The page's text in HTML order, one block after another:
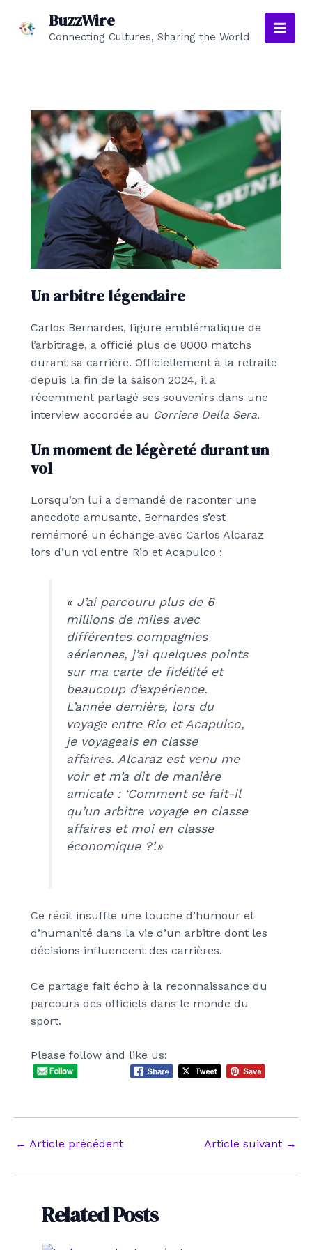
BuzzWire
Connecting Cultures, Sharing the World
Main
Un arbitre légendaire
Carlos Bernardes, figure emblématique de
l’arbitrage, a officié plus de 8000 matchs
durant sa carrière. Officiellement à la retraite
depuis la fin de la saison 2024, il a
récemment partagé ses souvenirs dans une
interview accordée au Corriere Della Sera.
Un moment de légèreté durant un
vol
Lorsqu’on lui a demandé de raconter une
anecdote amusante, Bernardes s’est
remémoré un échange avec Carlos Alcaraz
lors d’un vol entre Rio et Acapulco :
« J’ai parcouru plus de 6
millions de miles avec
différentes compagnies
aériennes, j’ai quelques points
sur ma carte de fidélité et
beaucoup d’expérience.
L’année dernière, lors du
voyage entre Rio et Acapulco,
je voyageais en classe
affaires. Alcaraz est venu me
voir et m’a dit de manière
amicale : ‘Comment se fait-il
qu’un arbitre voyage en classe
affaires et moi en classe
économique ?’.»
Ce récit insuffle une touche d’humour et
d’humanité dans la vie d’un arbitre dont les
décisions influencent des carrières.
Ce partage fait écho à la reconnaissance du
parcours des officiels dans le monde du
sport.
Please follow and like us:
Navigation
articles
← Article précédent Article suivant →
Related Posts